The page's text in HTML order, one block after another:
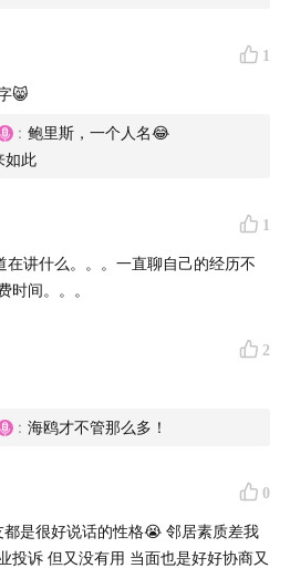
1
😸
: 鲍里斯，一个人名😂
如此
1
在讲什么。。。一直聊自己的经历不
时间。。。
2
: 海鸥才不管那么多！
0
是很好说话的性格😭 邻居素质差我
投诉 但又没有用 当面也是好好协商又